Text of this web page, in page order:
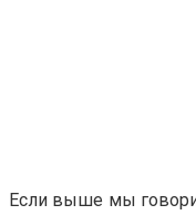
Если выше мы